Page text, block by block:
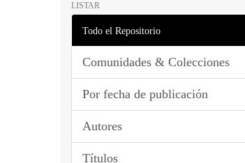
LISTAR
Todo el Repositorio
Comunidades & Colecciones
Por fecha de publicación
Autores
Títulos